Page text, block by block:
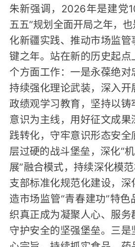
朱新强调，2026年是建党
五五”规划全面开局之年，
化新疆实践、推动市场监
键之年。站在新的历史起
个方面工作：一是永葆绝对
持续强化理论武装，深入
政绩观学习教育，坚持以
意识为主线，用好征文成
践转化，守牢意识形态安
层过硬的战斗堡垒，深化“
展”融合模式，持续深化模
支部标准化规范化建设，
造市场监管“青春建功”特
织真正成为凝聚人心、服务
守护安全的坚强堡垒。三